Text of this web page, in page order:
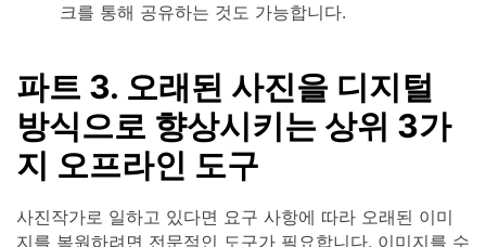
크를 통해 공유하는 것도 가능합니다.
파트 3. 오래된 사진을 디지털
방식으로 향상시키는 상위 3가
지 오프라인 도구
사진작가로 일하고 있다면 요구 사항에 따라 오래된 이미
지를 복원하려면 전문적인 도구가 필요합니다. 이미지를 수